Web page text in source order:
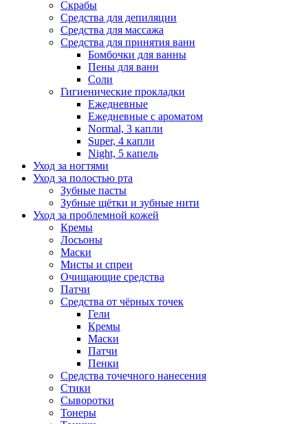
Скрабы
Средства для депиляции
Средства для массажа
Средства для принятия ванн
Бомбочки для ванны
Пены для ванн
Соли
Гигиенические прокладки
Ежедневные
Ежедневные с ароматом
Normal, 3 капли
Super, 4 капли
Night, 5 капель
Уход за ногтями
Уход за полостью рта
Зубные пасты
Зубные щётки и зубные нити
Уход за проблемной кожей
Кремы
Лосьоны
Маски
Мисты и спреи
Очищающие средства
Патчи
Средства от чёрных точек
Гели
Кремы
Маски
Патчи
Пенки
Средства точечного нанесения
Стики
Сыворотки
Тонеры